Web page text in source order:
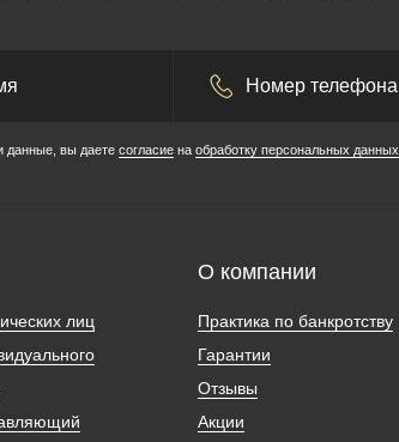
данные, вы даете согласие на обработку персональных данных
лиц
О компании
Практика по банкротству
Гарантии
Отзывы
Акции